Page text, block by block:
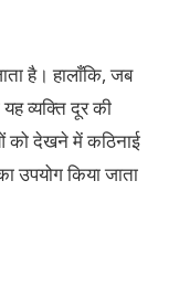
है। हालाँकि, जब
व्यक्ति दूर की
देखने में कठिनाई
उपयोग किया जाता